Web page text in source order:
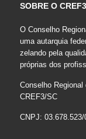
SOBRE O
O Conselho
uma autarquia
zelando pela
próprias dos
Conselho Regional
CREF3/SC
CNPJ: 03.678.523/